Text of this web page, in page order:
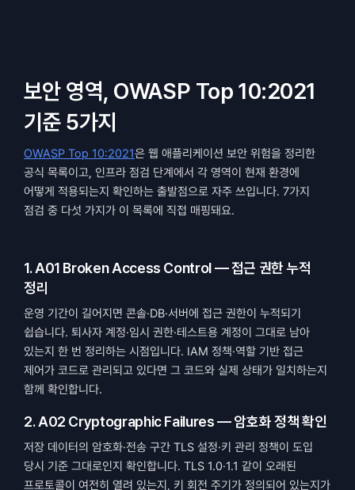
보안 영역, OWASP Top 10:2021
기준 5가지
OWASP Top 10:2021은 웹 애플리케이션 보안 위험을 정리한
공식 목록이고, 인프라 점검 단계에서 각 영역이 현재 환경에
어떻게 적용되는지 확인하는 출발점으로 자주 쓰입니다. 7가지
점검 중 다섯 가지가 이 목록에 직접 매핑돼요.
1. A01 Broken Access Control — 접근 권한 누적
정리
운영 기간이 길어지면 콘솔·DB·서버에 접근 권한이 누적되기
쉽습니다. 퇴사자 계정·임시 권한·테스트용 계정이 그대로 남아
있는지 한 번 정리하는 시점입니다. IAM 정책·역할 기반 접근
제어가 코드로 관리되고 있다면 그 코드와 실제 상태가 일치하는지
함께 확인합니다.
2. A02 Cryptographic Failures — 암호화 정책 확인
저장 데이터의 암호화·전송 구간 TLS 설정·키 관리 정책이 도입
당시 기준 그대로인지 확인합니다. TLS 1.0·1.1 같이 오래된
프로토콜이 여전히 열려 있는지, 키 회전 주기가 정의되어 있는지가